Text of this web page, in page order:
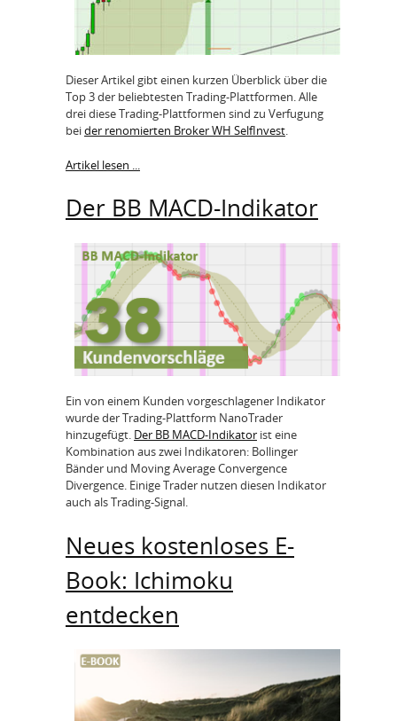
Dieser Artikel gibt einen kurzen Überblick über die
Top 3 der beliebtesten Trading-Plattformen. Alle
drei diese Trading-Plattformen sind zu Verfugung
beider renomierten Broker WH SelfInvest.
Artikel lesen ...
Der BB MACD-Indikator
Ein von einem Kunden vorgeschlagener Indikator
wurde der Trading-Plattform NanoTrader
hinzugefügt. Der BB MACD-Indikator ist eine
Kombination aus zwei Indikatoren: Bollinger
Bänder und Moving Average Convergence
Divergence. Einige Trader nutzen diesen Indikator
auch als Trading-Signal.
Neues kostenloses E-
Book: Ichimoku
entdecken